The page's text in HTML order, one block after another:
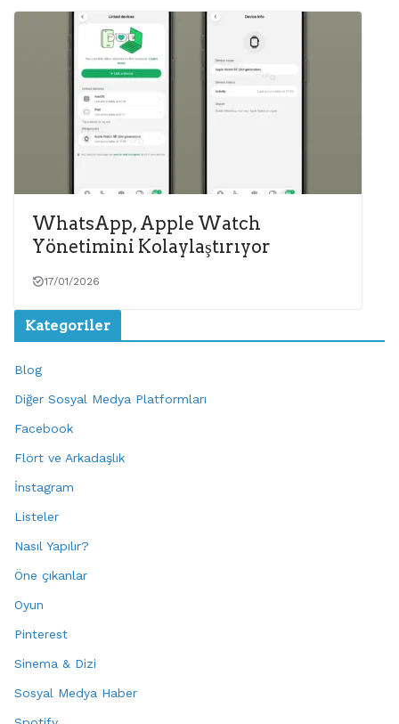
WhatsApp, Apple Watch
Yönetimini Kolaylaştırıyor
17/01/2026
Kategoriler
Blog
Diğer Sosyal Medya Platformları
Facebook
Flört ve Arkadaşlık
İnstagram
Listeler
Nasıl Yapılır?
Öne çıkanlar
Oyun
Pinterest
Sinema & Dizi
Sosyal Medya Haber